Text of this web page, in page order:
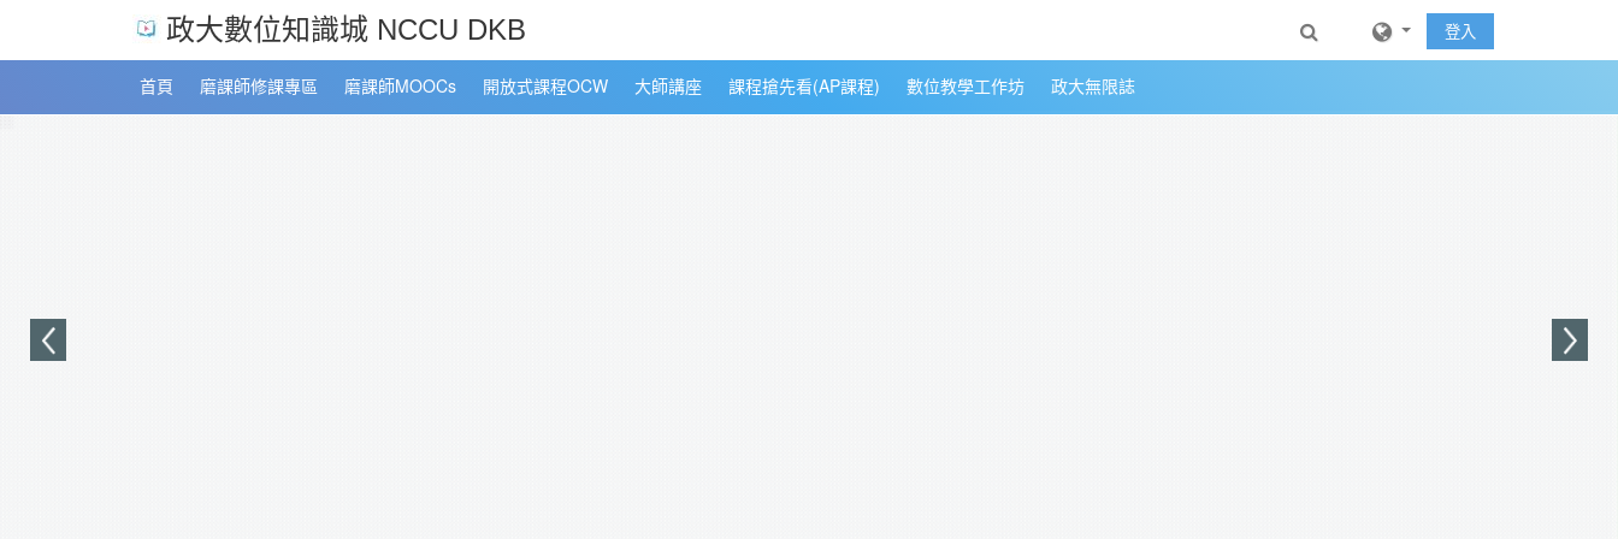
政大數位知識城 NCCU DKB Toggle search input
登入
首頁 磨課師修課專區 磨課師MOOCs 開放式課程OCW 大師講座 課程搶先看(AP課程) 數位教學工作坊 政大無限誌